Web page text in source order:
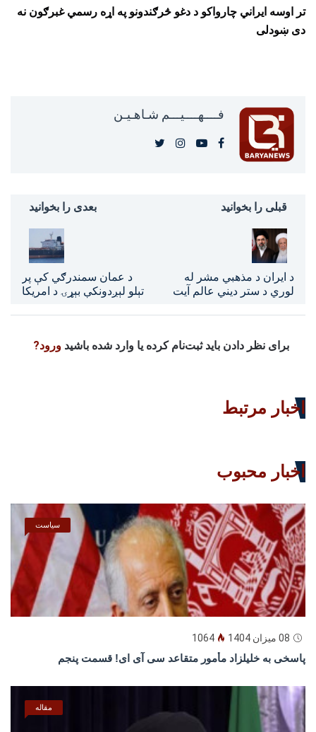
تر اوسه ایراني چارواکو د دغو څرګندونو په اړه رسمي غبرګون نه
دی ښودلی
فــــهــــيـــم شـاهـیـن‎‎
قبلی را بخوانید
د ایران د مذهبي مشر له
لوري د ستر دیني عالم آیت
مړینه د خواخوږۍ څرګندونه
بعدی را بخوانید
د عمان سمندرګي کې پر
تېلو لېږدونکې بېړۍ د امریکا
ورغوښتی
برای نظر دادن باید ثبت‌نام کرده یا وارد شده باشیدورود?
اخبار مرتبط
اخبار محبوب
سیاست
08 میزان 1404 1064
پاسخى به خليلزاد مأمور متقاعد سى آى اى! قسمت پنجم
مقاله